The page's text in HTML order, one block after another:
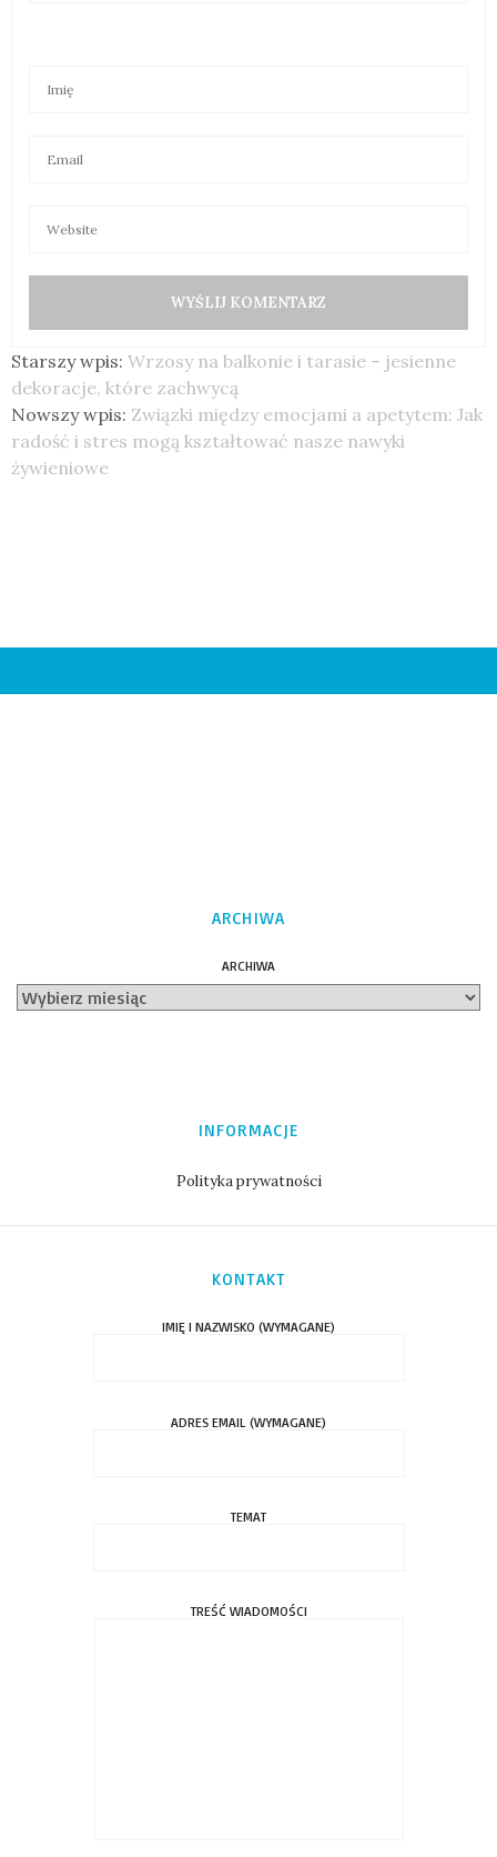
Starszy wpis: Wrzosy na balkonie i tarasie – jesienne
dekoracje, które zachwycą
Nowszy wpis: Związki między emocjami a apetytem: Jak
radość i stres mogą kształtować nasze nawyki
żywieniowe
ARCHIWA
ARCHIWA
INFORMACJE
Polityka prywatności
KONTAKT
IMIĘ I NAZWISKO (WYMAGANE)
ADRES EMAIL (WYMAGANE)
TEMAT
TREŚĆ WIADOMOŚCI